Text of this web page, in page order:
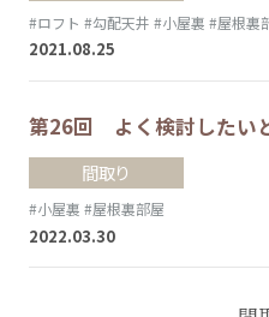
#ロフト #勾配天井 #小屋裏 #屋根裏
2021.08.25
第26回 よく検討したい
間取り
#小屋裏 #屋根裏部屋
2022.03.30